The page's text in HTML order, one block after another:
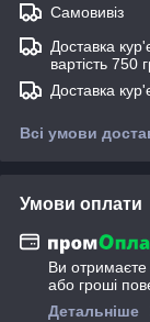
Самовивіз
Доставка
вартість 750
Доставка
Всі умови
Умови оплати
Ви
або гроші
Детальніше